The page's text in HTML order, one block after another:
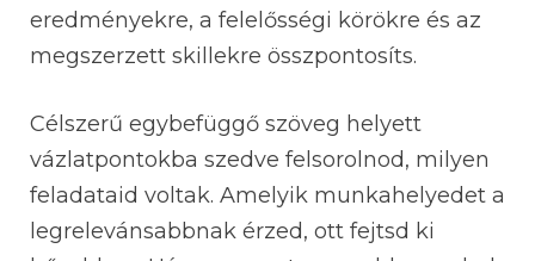
eredményekre, a felelősségi körökre és az
megszerzett skillekre összpontosíts.
Célszerű egybefüggő szöveg helyett
vázlatpontokba szedve felsorolnod, milyen
feladataid voltak. Amelyik munkahelyedet a
legrelevánsabbnak érzed, ott fejtsd ki